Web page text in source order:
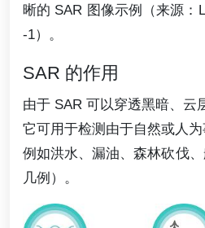
晰的 SAR 图像示例（来源：
-1）。
SAR 的作用
由于 SAR 可以穿透黑暗、云
它可用于检测由于自然或人
例如洪水、漏油、森林砍伐
几例）。